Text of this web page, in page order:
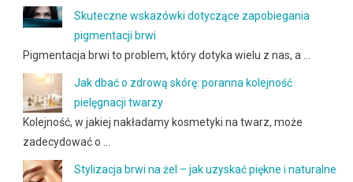
Skuteczne wskazówki dotyczące zapobiegania
pigmentacji brwi
Pigmentacja brwi to problem, który dotyka wielu z nas, a …
Jak dbać o zdrową skórę: poranna kolejność
pielęgnacji twarzy
Kolejność, w jakiej nakładamy kosmetyki na twarz, może
zadecydować o …
Stylizacja brwi na żel – jak uzyskać piękne i naturalne